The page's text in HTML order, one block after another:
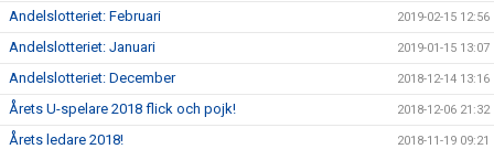
Andelslotteriet: Februari 2019-02-15 12:56
Andelslotteriet: Januari 2019-01-15 13:07
Andelslotteriet: December 2018-12-14 13:16
Årets U-spelare 2018 flick och pojk! 2018-12-06 21:32
Årets ledare 2018! 2018-11-19 09:21